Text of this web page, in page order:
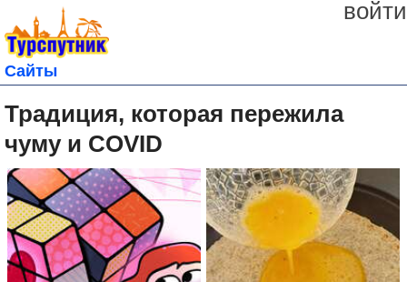
войти
Сайты
Традиция, которая пережила
чуму и COVID